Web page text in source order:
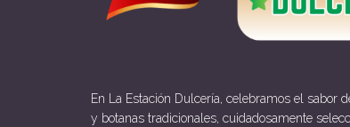
En La Estación Dulcería, celebramos el sabor
y botanas tradicionales, cuidadosamente